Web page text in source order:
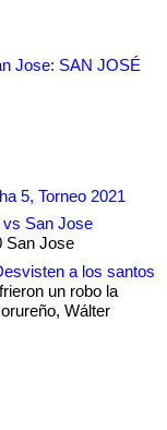
Jose: SAN JOSÉ
5, Torneo 2021
vs San Jose
San Jose
a los santos
un robo la
Wálter